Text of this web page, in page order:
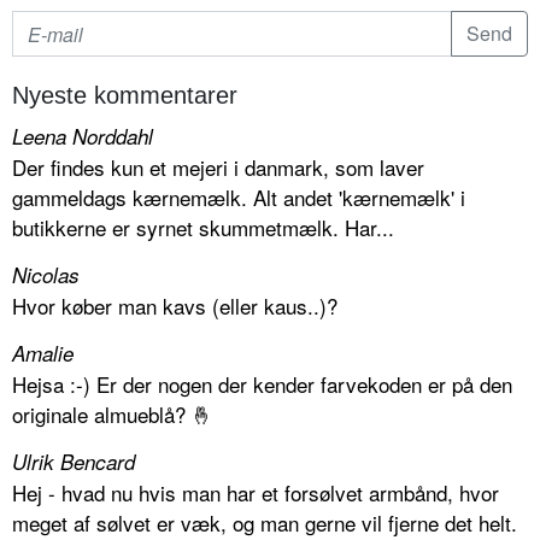
Nyeste kommentarer
Leena Norddahl
Der findes kun et mejeri i danmark, som laver
gammeldags kærnemælk. Alt andet 'kærnemælk' i
butikkerne er syrnet skummetmælk. Har...
Nicolas
Hvor køber man kavs (eller kaus..)?
Amalie
Hejsa :-) Er der nogen der kender farvekoden er på den
originale almueblå? 🤞
Ulrik Bencard
Hej - hvad nu hvis man har et forsølvet armbånd, hvor
meget af sølvet er væk, og man gerne vil fjerne det helt.